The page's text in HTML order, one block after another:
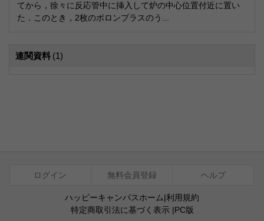
てから，徐々に反応管中に挿入して炉の中心位置付近に置い
た．このとき，2枚のボロンプラスのう...
連関資料 (1)
ログイン 無料会員登録 ヘルプ
ハッピーキャンパスホーム|利用規約
特定商取引法に基づく表示|PC版